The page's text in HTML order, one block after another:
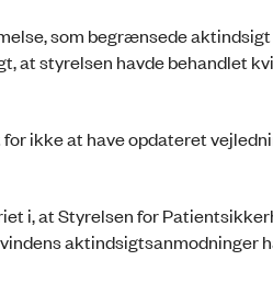
som begrænsede
at styrelsen havde behandlet
ikke at have opdateret
i, at Styrelsen for
aktindsigtsanmodninger